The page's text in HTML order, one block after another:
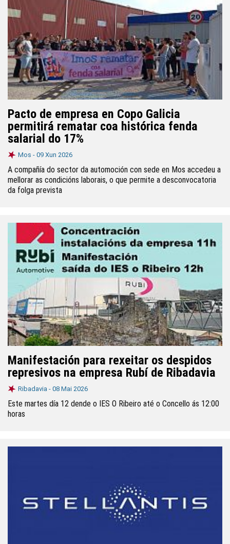
Pacto de empresa en Copo Galicia
permitirá rematar coa histórica fenda
salarial do 17%
Mos - 09 Xun 2026
A compañía do sector da automoción con sede en Mos accedeu a
mellorar as condicións laborais, o que permite a desconvocatoria
da folga prevista
Manifestación para rexeitar os despidos
represivos na empresa Rubí de Ribadavia
Ribadavia - 08 Mai 2026
Este martes día 12 dende o IES O Ribeiro até o Concello ás 12:00
horas